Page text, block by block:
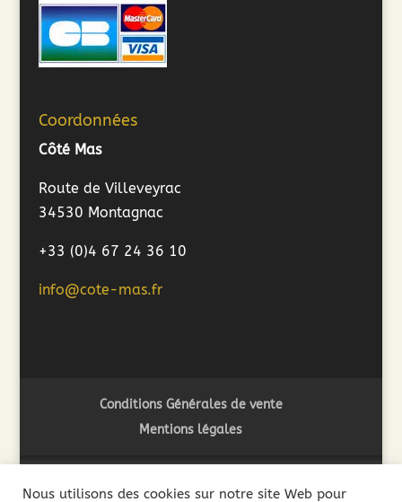
Coordonnées
Côté Mas
Route de Villeveyrac
34530 Montagnac
+33 (0)4 67 24 36 10
info@cote-mas.fr
Conditions Générales de vente
Mentions légales
Nous utilisons des cookies sur notre site Web pour